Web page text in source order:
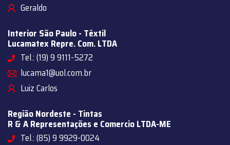
Geraldo
Interior São Paulo - Têxtil
Lucamatex Repre. Com. LTDA
Tel.: (19) 9 9111-5272
lucama1@uol.com.br
Luiz Carlos
Região Nordeste - Tintas
R & A Representações e Comercio LTDA-ME
Tel.: (85) 9 9929-0024